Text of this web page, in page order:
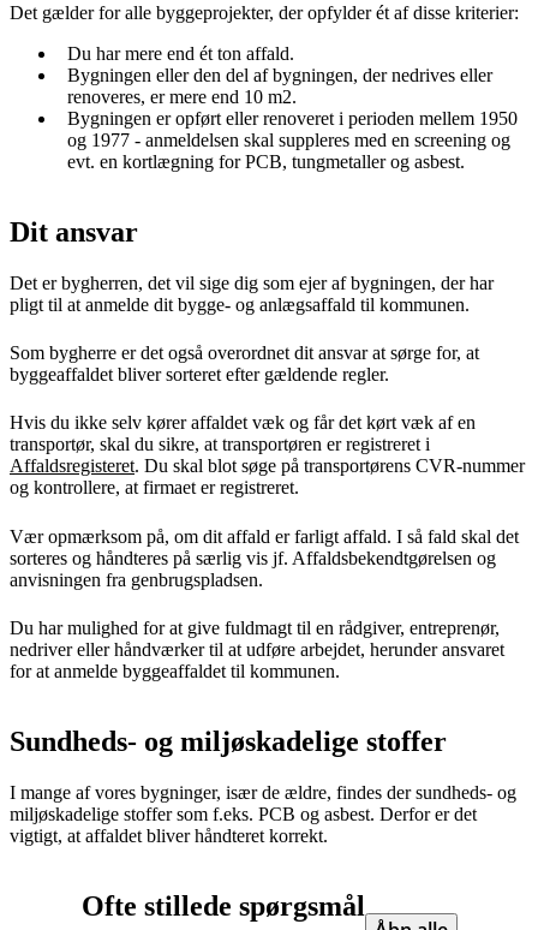
Det gælder for alle byggeprojekter, der opfylder ét af disse kriterier:
Du har mere end ét ton affald.
Bygningen eller den del af bygningen, der nedrives eller
renoveres, er mere end 10 m2.
Bygningen er opført eller renoveret i perioden mellem 1950
og 1977 - anmeldelsen skal suppleres med en screening og
evt. en kortlægning for PCB, tungmetaller og asbest.
Dit ansvar
Det er bygherren, det vil sige dig som ejer af bygningen, der har
pligt til at anmelde dit bygge- og anlægsaffald til kommunen.
Som bygherre er det også overordnet dit ansvar at sørge for, at
byggeaffaldet bliver sorteret efter gældende regler.
Hvis du ikke selv kører affaldet væk og får det kørt væk af en
transportør, skal du sikre, at transportøren er registreret i
Affaldsregisteret. Du skal blot søge på transportørens CVR-nummer
og kontrollere, at firmaet er registreret.
Vær opmærksom på, om dit affald er farligt affald. I så fald skal det
sorteres og håndteres på særlig vis jf. Affaldsbekendtgørelsen og
anvisningen fra genbrugspladsen.
Du har mulighed for at give fuldmagt til en rådgiver, entreprenør,
nedriver eller håndværker til at udføre arbejdet, herunder ansvaret
for at anmelde byggeaffaldet til kommunen.
Sundheds- og miljøskadelige stoffer
I mange af vores bygninger, især de ældre, findes der sundheds- og
miljøskadelige stoffer som f.eks. PCB og asbest. Derfor er det
vigtigt, at affaldet bliver håndteret korrekt.
Ofte stillede spørgsmål